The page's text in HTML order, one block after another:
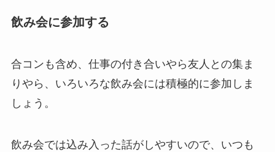
飲み会に参加する
合コンも含め、仕事の付き合いやら友人との集ま
りやら、いろいろな飲み会には積極的に参加しま
しょう。
飲み会では込み入った話がしやすいので、いつも